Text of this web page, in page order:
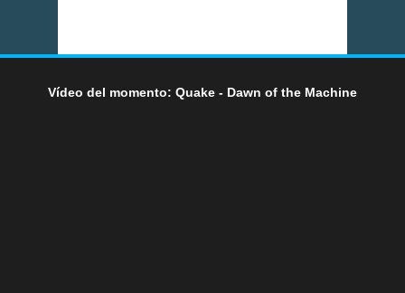
Vídeo del momento: Quake - Dawn of the Machine